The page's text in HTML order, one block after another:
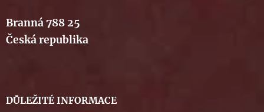
Branná 788 25
Česká republika
DŮLEŽITÉ INFORMACE